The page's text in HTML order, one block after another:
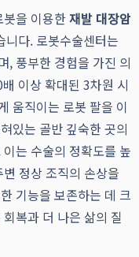
을 이용한재발 대장암
니다. 로봇수술센터는
, 풍부한 경험을 가진 의
이상 확대된 3차원 시
움직이는 로봇 팔을 이
있는 골반 깊숙한 곳의
는 수술의 정확도를 높
정상 조직의 손상을
기능을 보존하는 데 크
복과 더 나은 삶의 질